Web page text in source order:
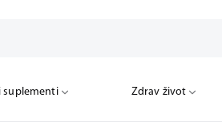
suplementi Zdrav život